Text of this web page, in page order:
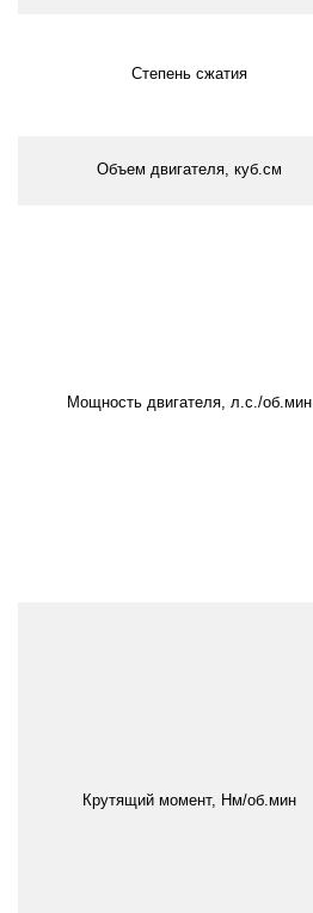
Степень сжатия
Объем двигателя, куб.см
Мощность двигателя, л.с./об.мин
Крутящий момент, Нм/об.мин